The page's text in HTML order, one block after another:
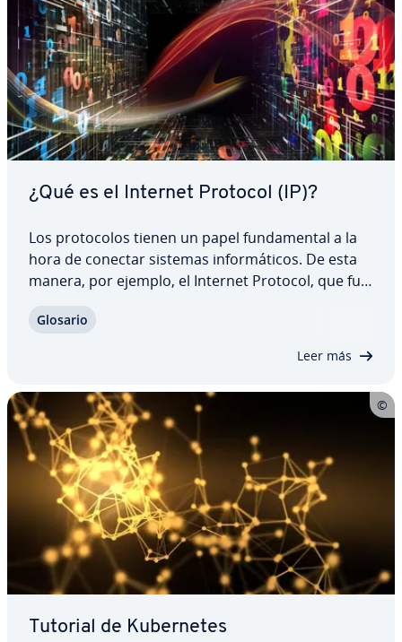
¿Qué es el Internet Protocol (IP)?
Los pro­to­co­los tienen un papel fu­n­da­me­n­tal a la
hora de conectar sistemas in­fo­r­má­ti­cos. De esta
manera, por ejemplo, el Internet Protocol, que fue
es una parte esencial para los envíos y recepción
Glosario
Leer más
Tutorial de Ku­be­r­ne­tes